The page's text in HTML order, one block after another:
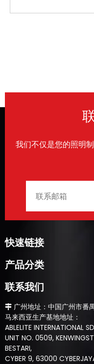
我们不仅是您的照明
快速链接
产品分类
联系我们
 广州地址：中国广州市番
马来西亚生产基地地址：
ABLELITE INTERNATIONAL
UNIT NO. 0509,
BESTARI,
CYBER 9, 63000